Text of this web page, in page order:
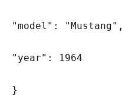
"model": "Mustang",
"year": 1964
}